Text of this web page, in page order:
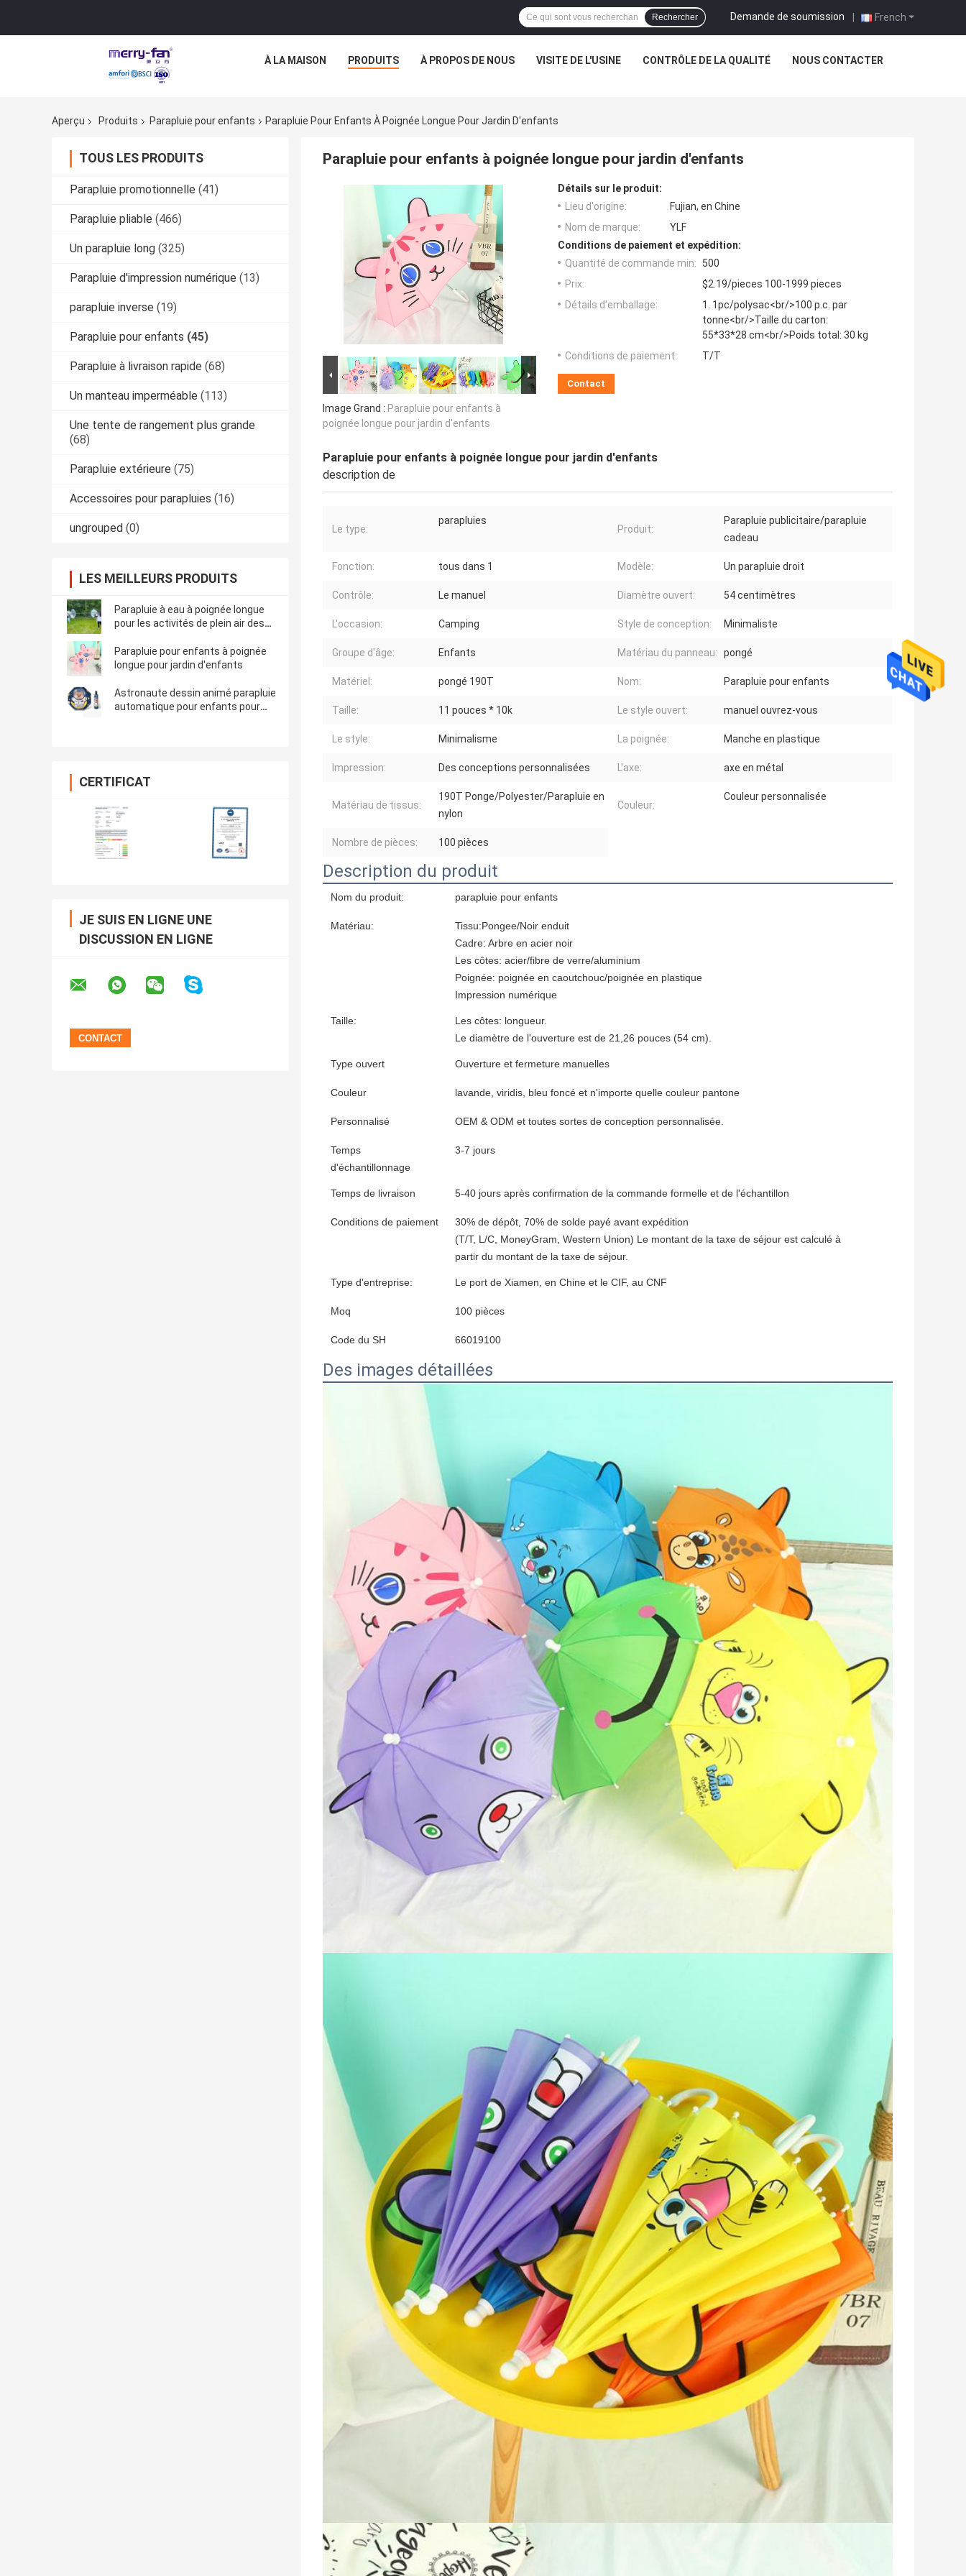
French
Demande de soumission |
Rechercher
À LA MAISON PRODUITS À PROPOS DE NOUS VISITE DE L'USINE CONTRÔLE DE LA QUALITÉ NOUS CONTACTER
Aperçu Produits Parapluie pour enfants Parapluie Pour Enfants À Poignée Longue Pour Jardin D'enfants
TOUS LES PRODUITS
Parapluie promotionnelle (41)
Parapluie pliable (466)
Un parapluie long (325)
Parapluie d'impression numérique (13)
parapluie inverse (19)
Parapluie pour enfants (45)
Parapluie à livraison rapide (68)
Un manteau imperméable (113)
Une tente de rangement plus grande
(68)
Parapluie extérieure (75)
Accessoires pour parapluies (16)
ungrouped (0)
LES MEILLEURS PRODUITS
Parapluie à eau à poignée longue
pour les activités de plein air des
Parapluie pour enfants à poignée
longue pour jardin d'enfants
Astronaute dessin animé parapluie
automatique pour enfants pour
CERTIFICAT
JE SUIS EN LIGNE UNE
DISCUSSION EN LIGNE
Parapluie pour enfants à poignée longue pour jardin d'enfants
Image Grand : Parapluie pour enfants à
poignée longue pour jardin d'enfants
Détails sur le produit:
Lieu d'origine:
Fujian, en Chine
Nom de marque:
YLF
Conditions de paiement et expédition:
Quantité de commande min:
500
Prix:
$2.19/pieces 100-1999 pieces
Détails d'emballage:
1. 1pc/polysac<br/>100 p.c. par
tonne<br/>Taille du carton:
55*33*28 cm<br/>Poids total: 30 kg
Conditions de paiement:
T/T
Contact
Parapluie pour enfants à poignée longue pour jardin d'enfants
description de
Le type:
parapluies
Produit:
Parapluie publicitaire/parapluie
cadeau
Fonction: tous dans 1 Modèle: Un parapluie droit
Contrôle: Le manuel Diamètre ouvert: 54 centimètres
L'occasion: Camping Style de conception: Minimaliste
Groupe d'âge: Enfants Matériau du panneau: pongé
Matériel: pongé 190T Nom: Parapluie pour enfants
Taille: 11 pouces * 10k Le style ouvert: manuel ouvrez-vous
Le style: Minimalisme La poignée: Manche en plastique
Impression: Des conceptions personnalisées L'axe: axe en métal
Matériau de tissus:
190T Ponge/Polyester/Parapluie en
nylon
Couleur:
Couleur personnalisée
Nombre de pièces: 100 pièces
Description du produit
Nom du produit: parapluie pour enfants
Matériau:
Tissu:Pongee/Noir enduit
Cadre: Arbre en acier noir
Les côtes: acier/fibre de verre/aluminium
Poignée: poignée en caoutchouc/poignée en plastique
Impression numérique
Taille:
Les côtes: longueur.
Le diamètre de l'ouverture est de 21,26 pouces (54 cm).
Type ouvert Ouverture et fermeture manuelles
Couleur lavande, viridis, bleu foncé et n'importe quelle couleur pantone
Personnalisé OEM & ODM et toutes sortes de conception personnalisée.
Temps
d'échantillonnage
3-7 jours
Temps de livraison 5-40 jours après confirmation de la commande formelle et de l'échantillon
Conditions de paiement
30% de dépôt, 70% de solde payé avant expédition
(T/T, L/C, MoneyGram, Western Union) Le montant de la taxe de séjour est calculé à
partir du montant de la taxe de séjour.
Type d'entreprise: Le port de Xiamen, en Chine et le CIF, au CNF
Moq 100 pièces
Code du SH 66019100
Des images détaillées